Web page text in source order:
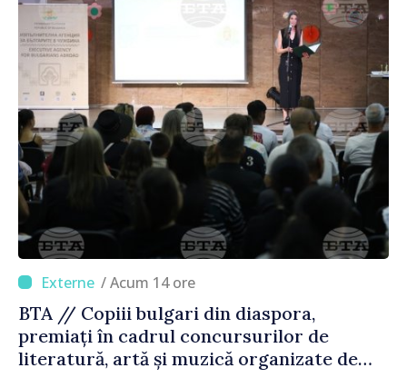
/ Acum 14 ore
BTA // Copiii bulgari din diaspora,
premiați în cadrul concursurilor de
literatură, artă și muzică organizate de